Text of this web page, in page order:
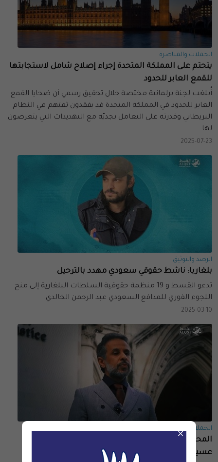
الحملات والمناصرة
يتحتم على المملكة المتحدة إجراء إصلاح شامل لاستجابتها
للقمع العابر للحدود
أُبلغت لجنة برلمانية مختصة خلال تحقيق رسمي أن ضحايا القمع
العابر للحدود في المملكة المتحدة قد يفقدون ثقتهم في النظام
البريطاني وقدرته على التعامل بجديّة مع التهديدات التي يتعرضون
لها.
2025-07-23
الرصد والتوثيق
بلغاريا: ناشط حقوقي سعودي مهدد بالترحيل
تدعو القسط و 19 منظمة حقوقية السلطات البلغارية إلى منح
اللجوء الفوري للمدافع السعودي عبد الرحمن الخالدي.
2025-03-10
الحملات والمناصرة
المحكمة العليا البريطانيّة تمنح مؤسّس القسط يحيى
عسيري الإذن بتقديم بلاغ قانوني ضد السعوديّة بسبب
×